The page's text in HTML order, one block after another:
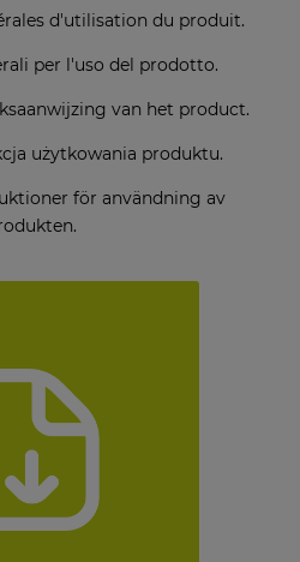
d'utilisation du produit.
per l'uso del prodotto.
van het product.
użytkowania produktu.
för användning av